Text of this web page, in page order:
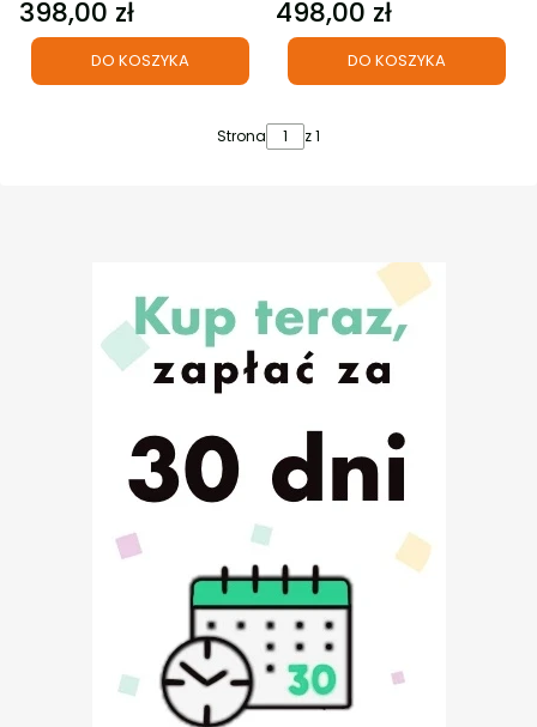
Cena
398,00 zł
DO KOSZYKA
Cena
498,00 zł
DO KOSZYKA
Strona z 1